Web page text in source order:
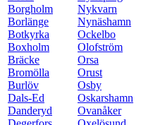
Borgholm
Borlänge
Botkyrka
Boxholm
Bräcke
Bromölla
Burlöv
Dals-Ed
Danderyd
Nykvarn
Nynäshamn
Ockelbo
Olofström
Orsa
Orust
Osby
Oskarshamn
Ovanåker